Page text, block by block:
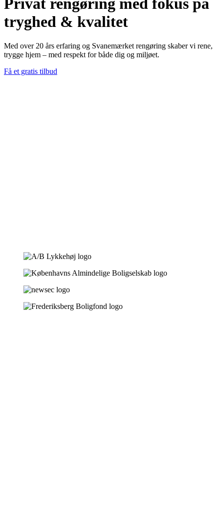
Privat rengøring med fokus på
tryghed & kvalitet
Med over 20 års erfaring og Svanemærket rengøring skaber vi rene,
trygge hjem – med respekt for både dig og miljøet.
Få et gratis tilbud